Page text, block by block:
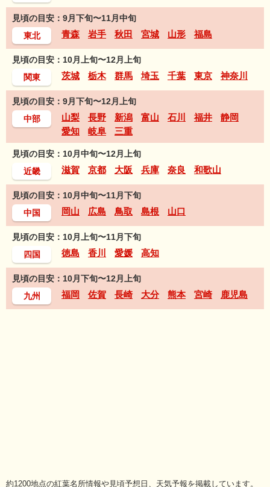
見頃の目安：9月下旬〜11月中旬
東北
青森 岩手 秋田 宮城 山形 福島
見頃の目安：10月上旬〜12月上旬
関東
茨城 栃木 群馬 埼玉 千葉 東京 神奈川
見頃の目安：9月下旬〜12月上旬
中部
山梨 長野 新潟 富山 石川 福井
静岡
愛知
岐阜 三重
見頃の目安：10月中旬〜12月上旬
近畿
滋賀 京都 大阪 兵庫 奈良 和歌山
見頃の目安：10月中旬〜11月下旬
中国
岡山 広島 鳥取 島根 山口
見頃の目安：10月上旬〜11月下旬
四国
徳島 香川 愛媛 高知
見頃の目安：10月下旬〜12月上旬
九州
福岡 佐賀 長崎 大分 熊本 宮崎 鹿児島
約1200地点の紅葉名所情報や見頃予想日、天気予報を掲載しています。